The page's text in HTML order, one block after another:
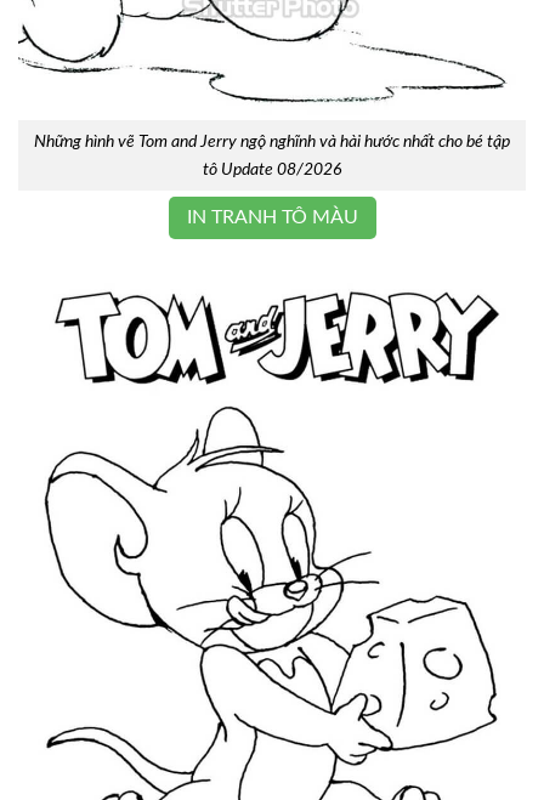
Những hình vẽ Tom and Jerry ngộ nghĩnh và hài hước nhất cho bé tập
tô Update 08/2026
IN TRANH TÔ MÀU